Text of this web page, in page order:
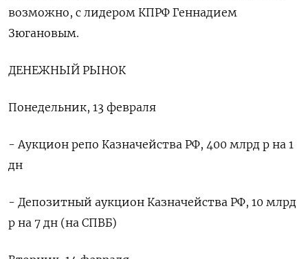
возможно, с лидером КПРФ Геннадием
Зюгановым.
ДЕНЕЖНЫЙ РЫНОК
Понедельник, 13 февраля
- Аукцион репо Казначейства РФ, 400 млрд р на 1
дн
- Депозитный аукцион Казначейства РФ, 10 млрд
р на 7 дн (на СПВБ)